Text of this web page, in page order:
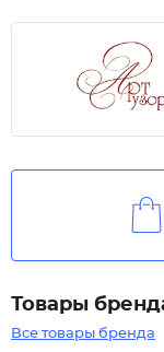
Товары
Все товары бренда